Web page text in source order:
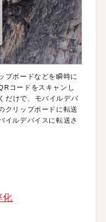
プボードなどを瞬時に
コードをスキャンし
だけで、モバイルデバ
クリップボードに転送
イルデバイスに転送さ
化